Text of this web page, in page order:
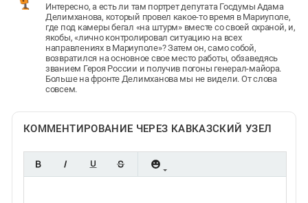
Интересно, а есть ли там портрет депутата Госдумы Адама
Делимханова, который провел какое-то время в Мариуполе,
где под камеры бегал «на штурм» вместе со своей охраной, и,
якобы, «лично контролировал ситуацию на всех
направлениях в Мариуполе»? Затем он, само собой,
возвратился на основное свое место работы, обзаведясь
званием Героя России и получив погоны генерал-майора.
Больше на фронте Делимханова мы не видели. От слова
совсем.
КОММЕНТИРОВАНИЕ ЧЕРЕЗ КАВКАЗСКИЙ УЗЕЛ